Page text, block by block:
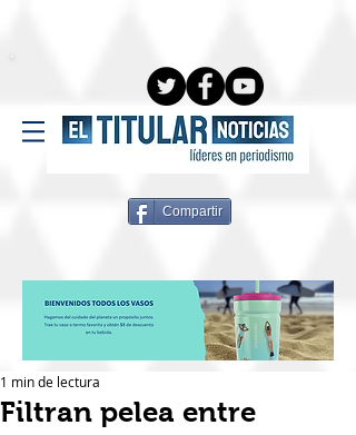
Compartir
Filtran pelea entre
1 min de lectura